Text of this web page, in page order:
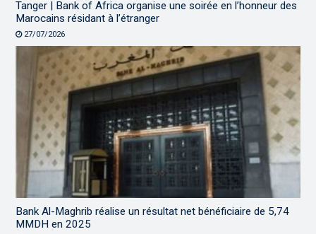
Tanger | Bank of Africa organise une soirée en l’honneur des
Marocains résidant à l’étranger
27/07/2026
Bank Al-Maghrib réalise un résultat net bénéficiaire de 5,74
MMDH en 2025